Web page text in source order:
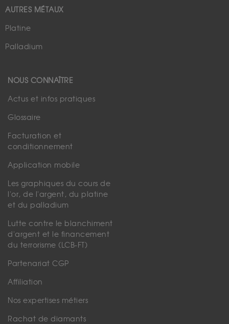
AUTRES MÉTAUX
Platine
Palladium
NOUS CONNAÎTRE
Actus et infos pratiques
Glossaire
Facturation et
conditionnement
Application mobile
Les graphiques du cours de
l'or, de l'argent, du platine
et du palladium
Lutte contre le blanchiment
d'argent et le financement
du terrorisme (LCB-FT)
Partenariat CGP
Affiliation
Nos expertises métiers
Rachat de diamants